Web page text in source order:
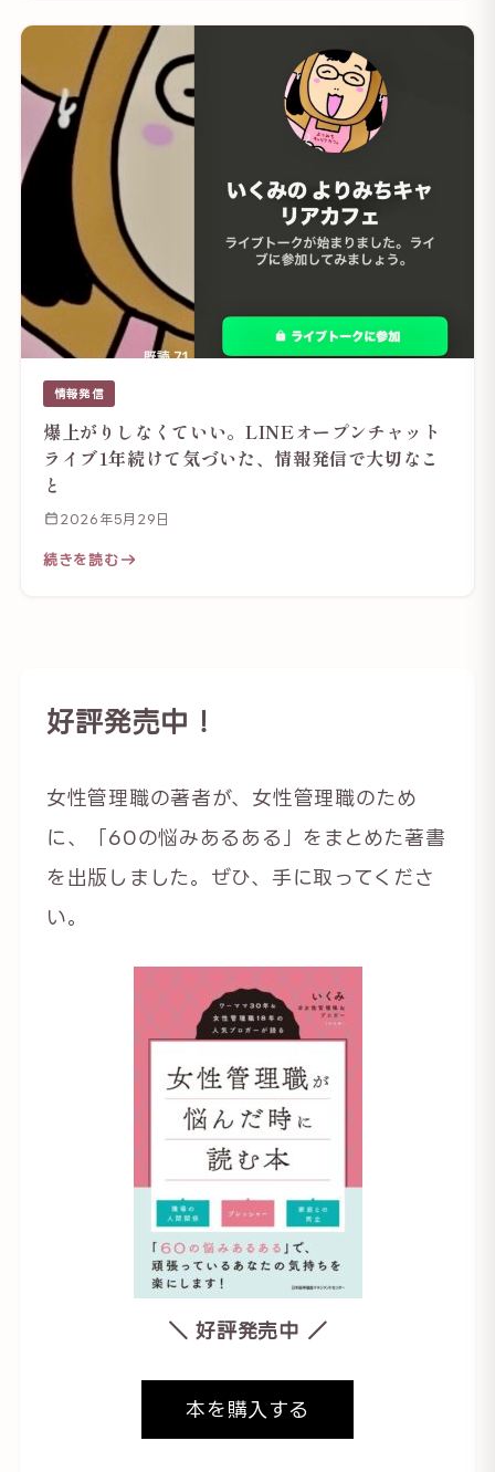
情報発信
爆上がりしなくていい。LINEオープンチャット
ライブ1年続けて気づいた、情報発信で大切なこ
と
2026年5月29日
続きを読む
好評発売中！
女性管理職の著者が、女性管理職のため
に、「60の悩みあるある」をまとめた著書
を出版しました。ぜひ、手に取ってくださ
い。
＼ 好評発売中 ／
本を購入する